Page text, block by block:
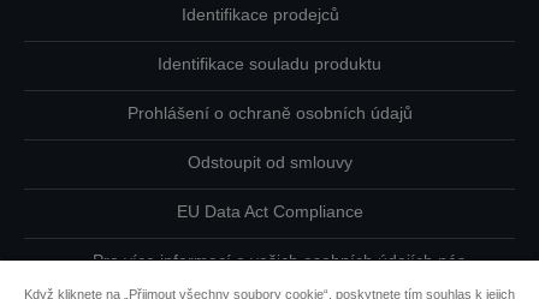
Identifikace prodejců
Identifikace souladu produktu
Prohlášení o ochraně osobních údajů
Odstoupit od smlouvy
EU Data Act Compliance
Pro více informací o vašich osobních údajích nás
Když kliknete na „Přijmout všechny soubory cookie“, poskytnete tím souhlas k jejich